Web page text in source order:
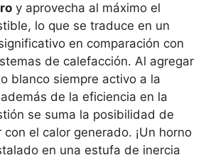
y aprovecha al máximo el
lo que se traduce en un
en comparación con
de calefacción​​. Al agregar
blanco siempre activo a la
de la eficiencia en la
se suma la posibilidad de
con el calor generado. ¡Un horno
en una estufa de inercia